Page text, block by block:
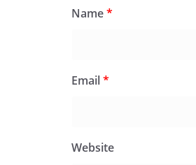
Name*
Email*
Website